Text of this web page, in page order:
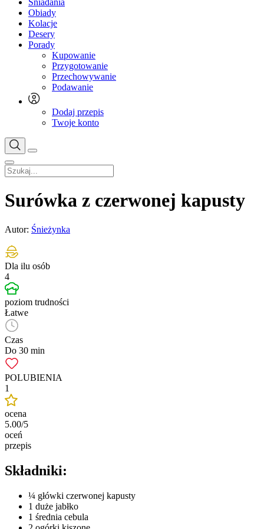
Śniadania
Obiady
Kolacje
Desery
Porady
Kupowanie
Przygotowanie
Przechowywanie
Podawanie
Dodaj przepis
Twoje konto
Surówka z czerwonej kapusty
Autor: Śnieżynka
Dla ilu osób
4
poziom trudności
Łatwe
Czas
Do 30 min
POLUBIENIA
1
ocena
5.00/5
oceń
przepis
Składniki:
¼ główki czerwonej kapusty
1 duże jabłko
1 średnia cebula